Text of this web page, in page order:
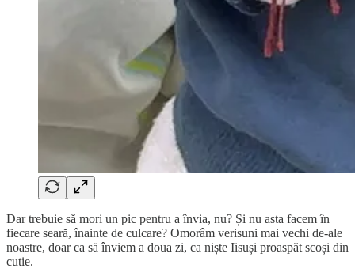
Dar trebuie să mori un pic pentru a învia, nu? Și nu asta facem în
fiecare seară, înainte de culcare? Omorâm verisuni mai vechi de-ale
noastre, doar ca să înviem a doua zi, ca niște Iisuși proaspăt scoși din
cutie.